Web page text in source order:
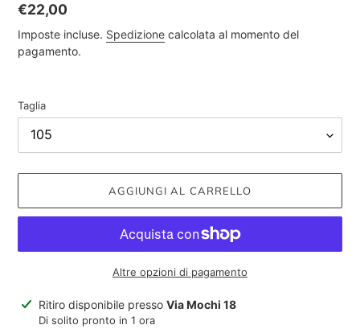
Prezzo
di
listino
€22,00
Imposte incluse. Spedizione calcolata al momento del
pagamento.
Taglia
AGGIUNGI AL CARRELLO
Altre opzioni di pagamento
Inserimento
Ritiro disponibile presso Via Mochi 18
Di solito pronto in 1 ora